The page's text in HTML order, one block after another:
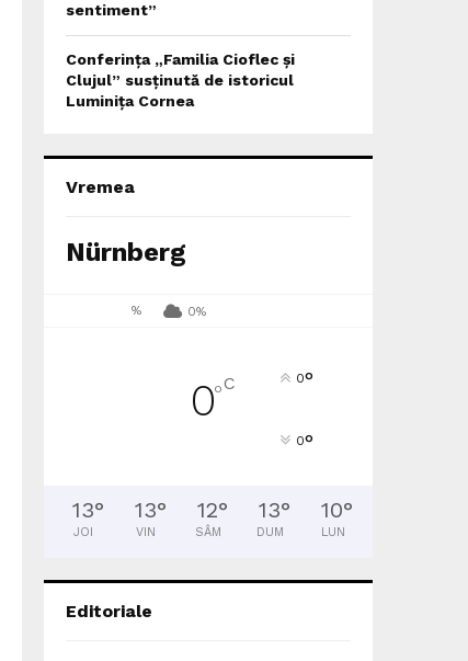
sentiment”
Conferința „Familia Cioflec și
Clujul” susținută de istoricul
Luminița Cornea
Vremea
Nürnberg
% 0%
0°C 0°
0°
13°
JOI
13°
VIN
12°
SÂM
13°
DUM
10°
LUN
Editoriale